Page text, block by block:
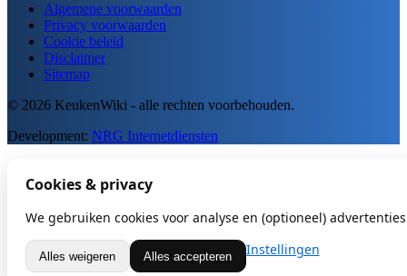
Algemene voorwaarden
Privacy voorwaarden
Cookie beleid
Disclaimer
Sitemap
© 2026 KeukenWiki - alle rechten voorbehouden.
Development: NRG Internetdiensten
Cookies & privacy
We gebruiken cookies voor analyse en (optioneel)
Alles weigeren Alles accepteren Instellingen